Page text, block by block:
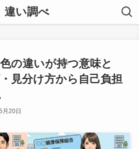
違い調べ
の違いが持つ意味と
見分け方から自己負担
月20日